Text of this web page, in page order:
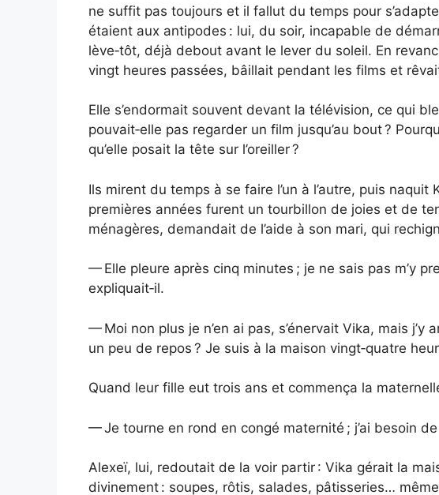
ne suffit pas toujours et il fallut du temps pour
étaient aux antipodes : lui, du soir, incapable de
lève‑tôt, déjà debout avant le lever du soleil. En
vingt heures passées, bâillait pendant les films et
Elle s’endormait souvent devant la télévision, ce qui
pouvait‑elle pas regarder un film jusqu’au bout ?
qu’elle posait la tête sur l’oreiller ?
Ils mirent du temps à se faire l’un à l’autre, puis
premières années furent un tourbillon de joies et de
ménagères, demandait de l’aide à son mari, qui
— Elle pleure après cinq minutes ; je ne sais pas m’y
expliquait‑il.
— Moi non plus je n’en ai pas, s’énervait Vika, mais j’y
un peu de repos ? Je suis à la maison vingt‑quatre
Quand leur fille eut trois ans et commença la
— Je tourne en rond en congé maternité ; j’ai besoin de
Alexeï, lui, redoutait de la voir partir : Vika gérait la
divinement : soupes, rôtis, salades, pâtisseries…